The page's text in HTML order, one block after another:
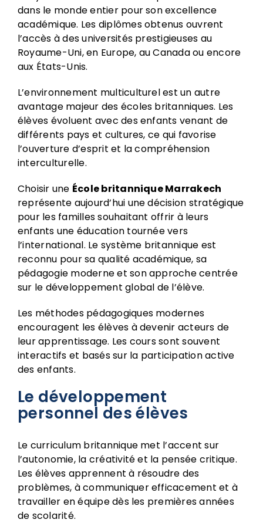
dans le monde entier pour son excellence
académique. Les diplômes obtenus ouvrent
l’accès à des universités prestigieuses au
Royaume-Uni, en Europe, au Canada ou encore
aux États-Unis.
L’environnement multiculturel est un autre
avantage majeur des écoles britanniques. Les
élèves évoluent avec des enfants venant de
différents pays et cultures, ce qui favorise
l’ouverture d’esprit et la compréhension
interculturelle.
Choisir une École britannique Marrakech
représente aujourd’hui une décision stratégique
pour les familles souhaitant offrir à leurs
enfants une éducation tournée vers
l’international. Le système britannique est
reconnu pour sa qualité académique, sa
pédagogie moderne et son approche centrée
sur le développement global de l’élève.
Les méthodes pédagogiques modernes
encouragent les élèves à devenir acteurs de
leur apprentissage. Les cours sont souvent
interactifs et basés sur la participation active
des enfants.
Le développement
personnel des élèves
Le curriculum britannique met l’accent sur
l’autonomie, la créativité et la pensée critique.
Les élèves apprennent à résoudre des
problèmes, à communiquer efficacement et à
travailler en équipe dès les premières années
de scolarité.